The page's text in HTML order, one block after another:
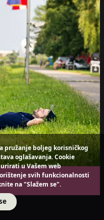
pružanje boljeg korisničkog
oglašavanja. Cookie
u Vašem web
svih funkcionalnosti
na "Slažem se".